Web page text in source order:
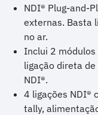
NDI® Plug-and-
externas. Basta
no ar.
Inclui 2 módulos
ligação direta
NDI®.
4 ligações NDI®
tally,